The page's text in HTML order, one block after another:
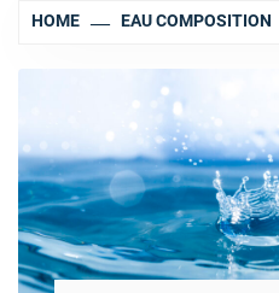
HOME EAU COMPOSITION